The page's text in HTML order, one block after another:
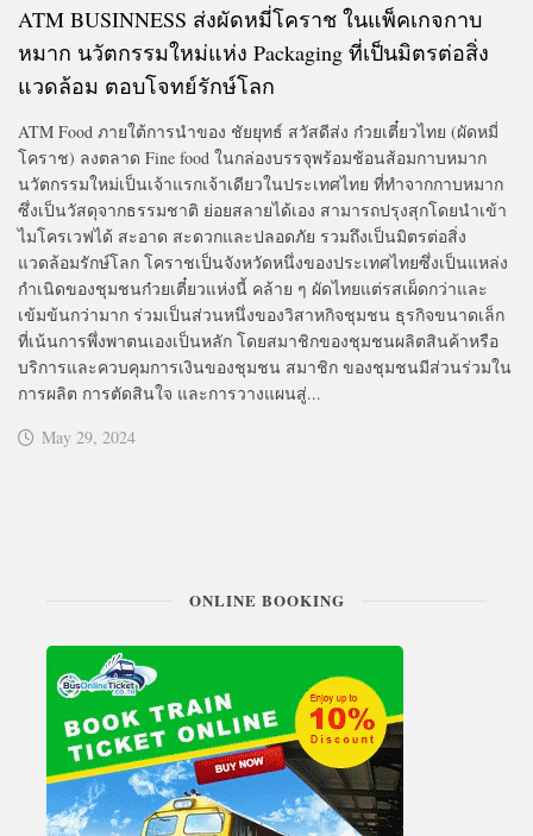
ATM BUSINNESS ส่งผัดหมี่โคราช ในแพ็คเกจกาบ
หมาก นวัตกรรมใหม่แห่ง Packaging ที่เป็นมิตรต่อสิ่ง
แวดล้อม ตอบโจทย์รักษ์โลก
ATM Food ภายใต้การนำของ ชัยยุทธ์ สวัสดีส่ง ก๋วยเตี๋ยวไทย (ผัดหมี่
โคราช) ลงตลาด Fine food ในกล่องบรรจุพร้อมช้อนส้อมกาบหมาก
นวัตกรรมใหม่เป็นเจ้าแรกเจ้าเดียวในประเทศไทย ที่ทำจากกาบหมาก
ซึ่งเป็นวัสดุจากธรรมชาติ ย่อยสลายได้เอง สามารถปรุงสุกโดยนำเข้า
ไมโครเวฟได้ สะอาด สะดวกและปลอดภัย รวมถึงเป็นมิตรต่อสิ่ง
แวดล้อมรักษ์โลก โคราชเป็นจังหวัดหนึ่งของประเทศไทยซึ่งเป็นแหล่ง
กำเนิดของชุมชนก๋วยเตี๋ยวแห่งนี้ คล้าย ๆ ผัดไทยแต่รสเผ็ดกว่าและ
เข้มข้นกว่ามาก ร่วมเป็นส่วนหนึ่งของวิสาหกิจชุมชน ธุรกิจขนาดเล็ก
ที่เน้นการพึ่งพาตนเองเป็นหลัก โดยสมาชิกของชุมชนผลิตสินค้าหรือ
บริการและควบคุมการเงินของชุมชน สมาชิก ของชุมชนมีส่วนร่วมใน
การผลิต การตัดสินใจ และการวางแผนสู่...
May 29, 2024
ONLINE BOOKING